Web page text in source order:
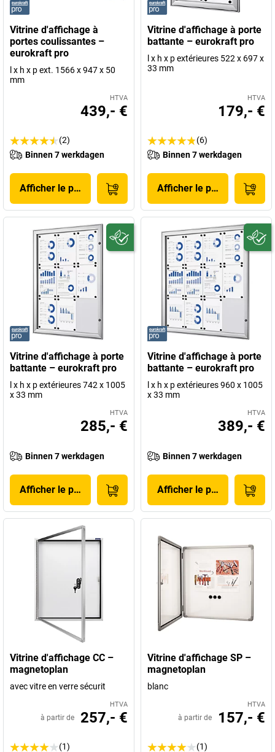
Vitrine d'affichage à
portes coulissantes –
eurokraft pro
l x h x p ext. 1566 x 947 x 50
mm
HTVA
439,- €
(2)
Binnen 7 werkdagen
Afficher le produit
Vitrine d'affichage à porte
battante – eurokraft pro
l x h x p extérieures 522 x 697 x
33 mm
HTVA
179,- €
(6)
Binnen 7 werkdagen
Afficher le produit
Vitrine d'affichage à porte
battante – eurokraft pro
l x h x p extérieures 742 x 1005
x 33 mm
HTVA
285,- €
Binnen 7 werkdagen
Afficher le produit
Vitrine d'affichage à porte
battante – eurokraft pro
l x h x p extérieures 960 x 1005
x 33 mm
HTVA
389,- €
Binnen 7 werkdagen
Afficher le produit
Vitrine d'affichage CC –
magnetoplan
avec vitre en verre sécurit
HTVA
à partir de 257,- €
(1)
Vitrine d'affichage SP –
magnetoplan
blanc
HTVA
à partir de 157,- €
(1)